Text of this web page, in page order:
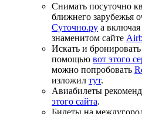
Снимать посуточно
ближнего зарубежья
Суточно.ру а включая
знаменитом сайте
Искать и
помощью вот этого
можно попробовать
изложил тут.
Авиабилеты
этого сайта.
Билеты на